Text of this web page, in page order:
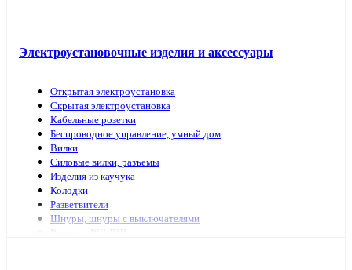
Электроустановочные изделия и аксессуары
Открытая электроустановка
Скрытая электроустановка
Кабельные розетки
Беспроводное управление, умный дом
Вилки
Силовые вилки, разъемы
Изделия из каучука
Колодки
Разветвители
Шнуры, шнуры с выключателями
Разъемы РШ-ВШ